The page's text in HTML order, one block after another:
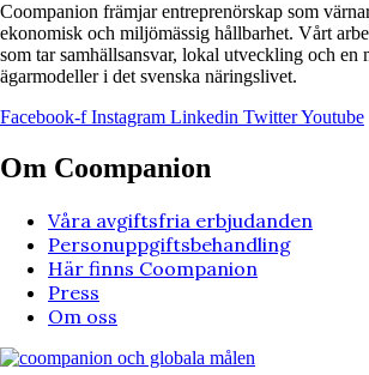
Coompanion främjar entreprenörskap som
ekonomisk och miljömässig hållbarhet. Vårt
som tar samhällsansvar, lokal utveckling och en
ägarmodeller i det svenska näringslivet.
Facebook-f Instagram Linkedin TwitterYoutube
Om Coompanion
Våra avgiftsfria erbjudanden
Personuppgiftsbehandling
Här finns Coompanion
Press
Om oss